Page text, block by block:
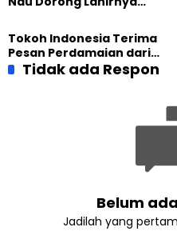
yang Militan
Tokoh Indonesia Terima
Pesan Perdamaian dari
Khalifah Muslim
Tidak ada Respon
Belum
Jadilah yang